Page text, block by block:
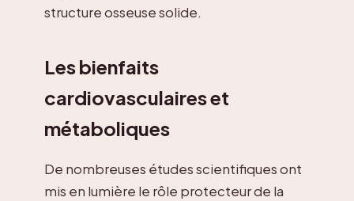
structure osseuse solide.
Les bienfaits
cardiovasculaires et
métaboliques
De nombreuses études scientifiques ont
mis en lumière le rôle protecteur de la